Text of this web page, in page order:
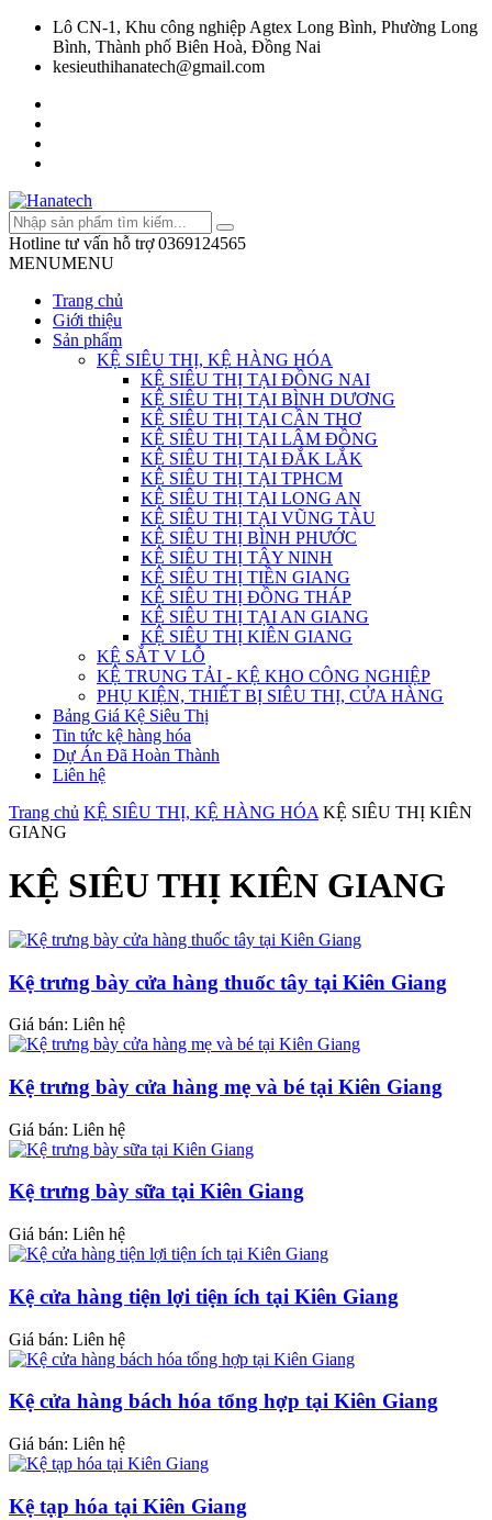
Lô CN-1, Khu công nghiệp Agtex Long Bình, Phường Long
Bình, Thành phố Biên Hoà, Đồng Nai
kesieuthihanatech@gmail.com
Hotline tư vấn hỗ trợ 0369124565
MENUMENU
Trang chủ
Giới thiệu
Sản phẩm
KỆ SIÊU THỊ, KỆ HÀNG HÓA
KỆ SIÊU THỊ TẠI ĐỒNG NAI
KỆ SIÊU THỊ TẠI BÌNH DƯƠNG
KỆ SIÊU THỊ TẠI CẦN THƠ
KỆ SIÊU THỊ TẠI LÂM ĐỒNG
KỆ SIÊU THỊ TẠI ĐẮK LẮK
KỆ SIÊU THỊ TẠI TPHCM
KỆ SIÊU THỊ TẠI LONG AN
KỆ SIÊU THỊ TẠI VŨNG TÀU
KỆ SIÊU THỊ BÌNH PHƯỚC
KỆ SIÊU THỊ TÂY NINH
KỆ SIÊU THỊ TIỀN GIANG
KỆ SIÊU THỊ ĐỒNG THÁP
KỆ SIÊU THỊ TẠI AN GIANG
KỆ SIÊU THỊ KIÊN GIANG
KỆ SẮT V LỖ
KỆ TRUNG TẢI - KỆ KHO CÔNG NGHIỆP
PHỤ KIỆN, THIẾT BỊ SIÊU THỊ, CỬA HÀNG
Bảng Giá Kệ Siêu Thị
Tin tức kệ hàng hóa
Dự Án Đã Hoàn Thành
Liên hệ
Trang chủ KỆ SIÊU THỊ, KỆ HÀNG HÓA KỆ SIÊU THỊ KIÊN
GIANG
KỆ SIÊU THỊ KIÊN GIANG
Kệ trưng bày cửa hàng thuốc tây tại Kiên Giang
Giá bán: Liên hệ
Kệ trưng bày cửa hàng mẹ và bé tại Kiên Giang
Giá bán: Liên hệ
Kệ trưng bày sữa tại Kiên Giang
Giá bán: Liên hệ
Kệ cửa hàng tiện lợi tiện ích tại Kiên Giang
Giá bán: Liên hệ
Kệ cửa hàng bách hóa tổng hợp tại Kiên Giang
Giá bán: Liên hệ
Kệ tạp hóa tại Kiên Giang